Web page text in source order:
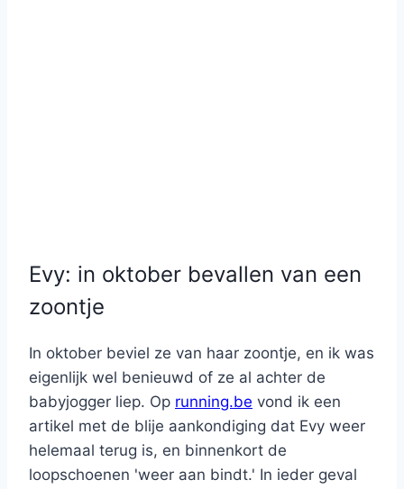
Evy: in oktober bevallen van een
zoontje
In oktober beviel ze van haar zoontje, en ik was
eigenlijk wel benieuwd of ze al achter de
babyjogger liep. Op running.be vond ik een
artikel met de blije aankondiging dat Evy weer
helemaal terug is, en binnenkort de
loopschoenen 'weer aan bindt.' In ieder geval